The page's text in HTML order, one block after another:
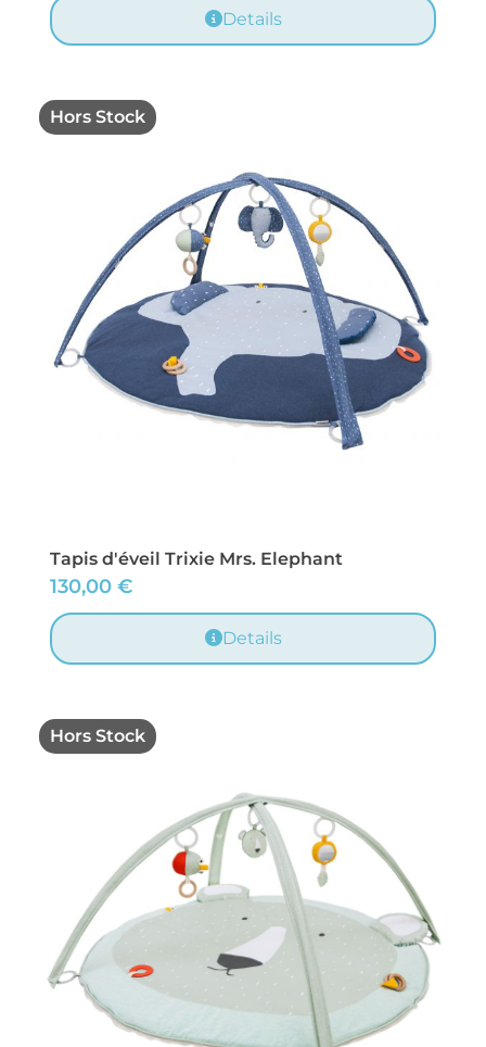
Details
Hors Stock
Tapis d'éveil Trixie Mrs. Elephant
130,00 €
Details
Hors Stock